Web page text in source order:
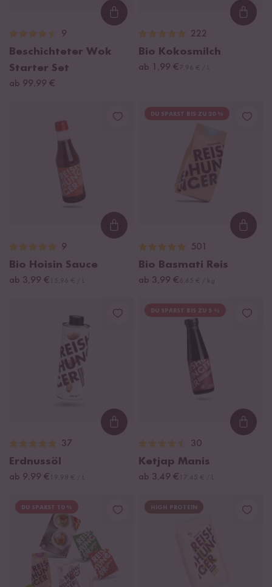
Loading...
9
Beschichteter Wok
Starter Set
ab 99,99 €
222
Bio Kokosmilch
ab 1,99 €
Loading...
9
Bio Hoisin Sauce
ab 3,99 €
DU SPARST BIS ZU 20 %
501
Bio Basmati Reis
ab 3,99 €
Loading...
37
Erdnussöl
ab 9,99 €
DU SPARST BIS ZU 5 %
30
Ketjap Manis
ab 3,49 €
DU SPARST 10 % HIGH PROTEIN